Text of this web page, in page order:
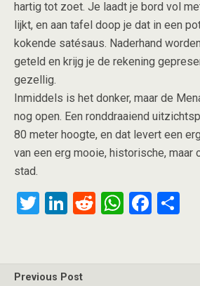
hartig tot zoet. Je laadt je bord vol
lijkt, en aan tafel doop je dat in een
kokende satésaus. Naderhand
geteld en krijg je de rekening
gezellig.
Inmiddels is het donker, maar de
nog open. Een ronddraaiend
80 meter hoogte, en dat levert een
van een erg mooie, historische, maar
stad.
T
er
Li
dI
R
W F
Previous Post